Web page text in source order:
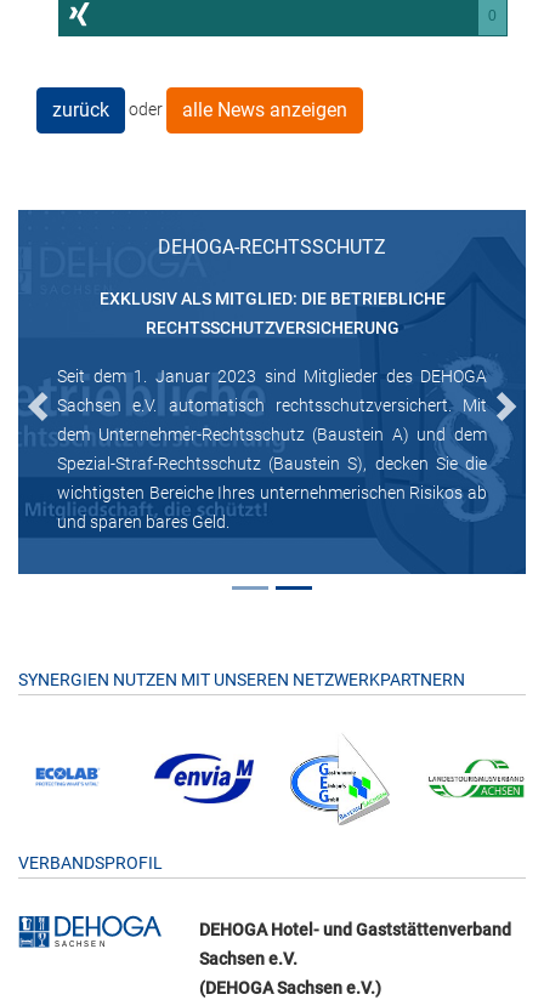
0
zurück oder alle News anzeigen
DEHOGA-RECHTSSCHUTZ
EXKLUSIV ALS MITGLIED: DIE BETRIEBLICHE
RECHTSSCHUTZVERSICHERUNG
Seit dem 1. Januar 2023 sind Mitglieder des DEHOGA
Sachsen e.V. automatisch rechtsschutzversichert. Mit
dem Unternehmer-Rechtsschutz (Baustein A) und dem
Spezial-Straf-Rechtsschutz (Baustein S), decken Sie die
wichtigsten Bereiche Ihres unternehmerischen Risikos ab
und sparen bares Geld.
Previous Next
SYNERGIEN NUTZEN MIT UNSEREN NETZWERKPARTNERN
VERBANDSPROFIL
DEHOGA Hotel- und Gaststättenverband
Sachsen e.V.
(DEHOGA Sachsen e.V.)